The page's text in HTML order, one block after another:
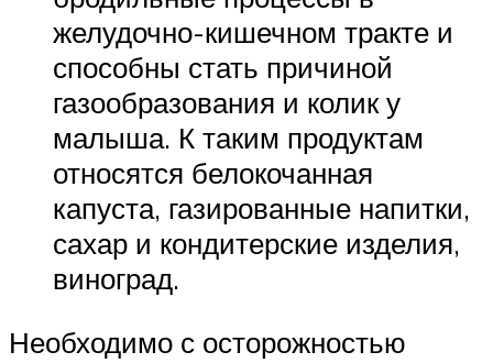
желудочно-кишечном тракте и
способны стать причиной
газообразования и колик у
малыша. К таким продуктам
относятся белокочанная
капуста, газированные напитки,
сахар и кондитерские изделия,
виноград.
Необходимо с осторожностью